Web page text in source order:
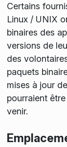
Certains
Linux / UNIX
binaires des
versions de
des
paquets
mises à jour
pourraient
venir.